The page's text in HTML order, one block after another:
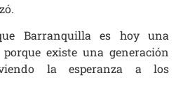
Barranquilla es hoy una
existe una generación
la esperanza a los